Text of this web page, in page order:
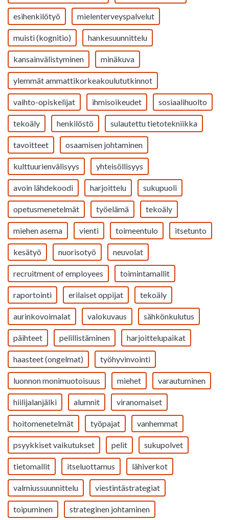
esihenkilötyö mielenterveyspalvelut
muisti (kognitio) hankesuunnittelu
kansainvälistyminen minäkuva
ylemmät ammattikorkeakoulututkinnot
vaihto-opiskelijat ihmisoikeudet sosiaalihuolto
tekoäly henkilöstö sulautettu tietotekniikka
tavoitteet osaamisen johtaminen
kulttuurienvälisyys yhteisöllisyys
avoin lähdekoodi harjoittelu sukupuoli
opetusmenetelmät työelämä tekoäly
miehen asema vienti toimeentulo itsetunto
kesätyö nuorisotyö neuvolat
recruitment of employees toimintamallit
raportointi erilaiset oppijat tekoäly
aurinkovoimalat valokuvaus sähkönkulutus
päihteet pelillistäminen harjoittelupaikat
haasteet (ongelmat) työhyvinvointi
luonnon monimuotoisuus miehet varautuminen
hiilijalanjälki alumnit viranomaiset
hoitomenetelmät työpajat vanhemmat
psyykkiset vaikutukset pelit sukupolvet
tietomallit itseluottamus lähiverkot
valmiussuunnittelu viestintästrategiat
toipuminen strateginen johtaminen